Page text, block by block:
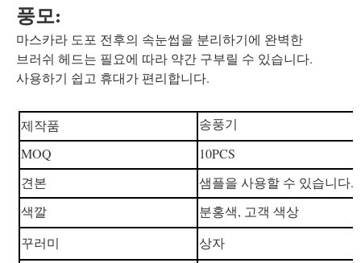
풍모:
마스카라 도포 전후의 속눈썹을 분리하기에 완벽한
브러쉬 헤드는 필요에 따라 약간 구부릴 수 있습니다.
사용하기 쉽고 휴대가 편리합니다.
제작품
송풍기
MOQ
10PCS
견본
샘플을 사용할 수 있습니다.
색깔
분홍색, 고객 색상
꾸러미
상자